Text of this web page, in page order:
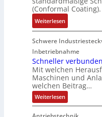
h
l
t
e
x
i
i
l
i
t
ä
t
,
P
r
o
d
u
k
t
i
o
n
s
r
C
r
i
m
p
w
e
r
k
z
s
e
n
s
o
r
ü
b
e
r
w
a
m
o
d
u
l
e
m
i
t
2
0
u
(Conformal Coating).
Weiterlesen:
I
P
C
-
N
e
t
z
t
Schwere
Inbetriebnahme
Schneller
Mit welchen
Maschinen und
welchen Beitrag…
Weiterlesen:
S